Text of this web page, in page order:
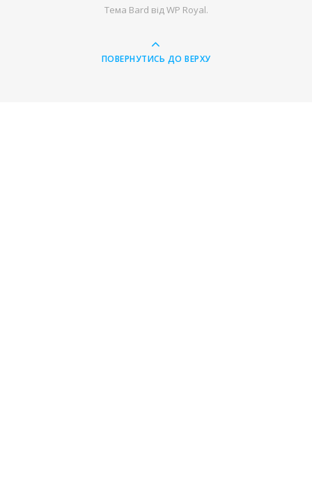
Тема Bard відWP Royal.
ПОВЕРНУТИСЬ ДО ВЕРХУ